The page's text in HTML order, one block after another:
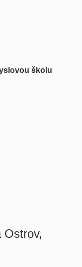
školu
Ostrov,